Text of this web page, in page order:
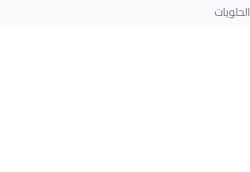
الحلويات